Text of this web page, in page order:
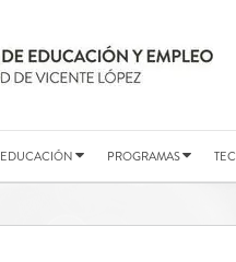
EDUCACIÓN PROGRAMAS